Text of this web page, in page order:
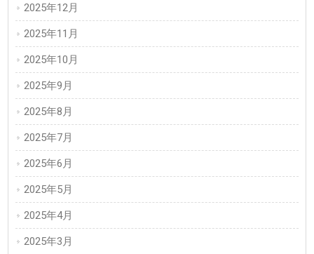
2025年12月
2025年11月
2025年10月
2025年9月
2025年8月
2025年7月
2025年6月
2025年5月
2025年4月
2025年3月